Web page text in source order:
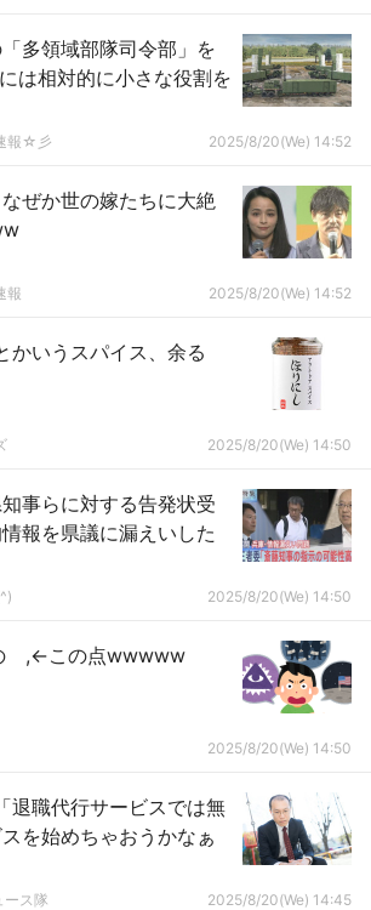
多領域部隊司令部」を
は相対的に小さな役割を
報☆彡 2025/8/20(We) 14:52
ぜか世の嫁たちに大絶
報 2025/8/20(We) 14:52
かいうスパイス、余る
2025/8/20(We) 14:50
事らに対する告発状受
報を県議に漏えいした
2025/8/20(We) 14:50
,←この点wwwww
2025/8/20(We) 14:50
退職代行サービスでは無
を始めちゃおうかなぁ
ース隊 2025/8/20(We) 14:45